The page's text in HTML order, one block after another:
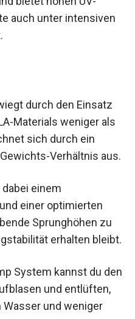
2 Canopy ist
bietet hohen UV-
auch unter
durch den Einsatz
Materials weniger
sich durch ein
Verhältnis
einem
einer optimierten
Sprunghöhen zu
erhalten